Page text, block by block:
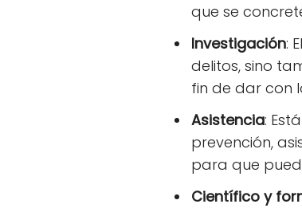
que se
Investigación:
delitos, sino
fin de dar con
Asistencia:
prevención,
para que
Científico y